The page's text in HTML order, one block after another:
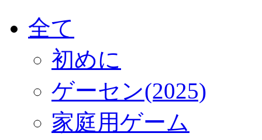
全て
初めに
ゲーセン(2025)
家庭用ゲーム